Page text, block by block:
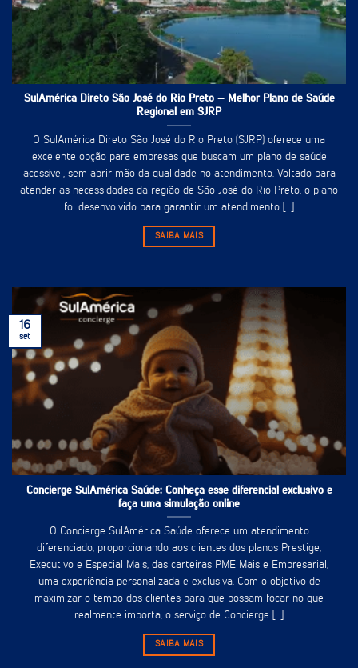
SulAmérica Direto São José do Rio Preto – Melhor Plano de Saúde
Regional em SJRP
O SulAmérica Direto São José do Rio Preto (SJRP) oferece uma
excelente opção para empresas que buscam um plano de saúde
acessível, sem abrir mão da qualidade no atendimento. Voltado para
atender as necessidades da região de São José do Rio Preto, o plano
foi desenvolvido para garantir um atendimento [...]
SAIBA MAIS
Concierge SulAmérica Saúde: Conheça esse diferencial exclusivo e
faça uma simulação online
O Concierge SulAmérica Saúde oferece um atendimento
diferenciado, proporcionando aos clientes dos planos Prestige,
Executivo e Especial Mais, das carteiras PME Mais e Empresarial,
uma experiência personalizada e exclusiva. Com o objetivo de
maximizar o tempo dos clientes para que possam focar no que
realmente importa, o serviço de Concierge [...]
SAIBA MAIS
16
set